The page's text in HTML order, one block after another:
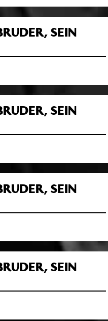
SEIN
SEIN
SEIN
SEIN